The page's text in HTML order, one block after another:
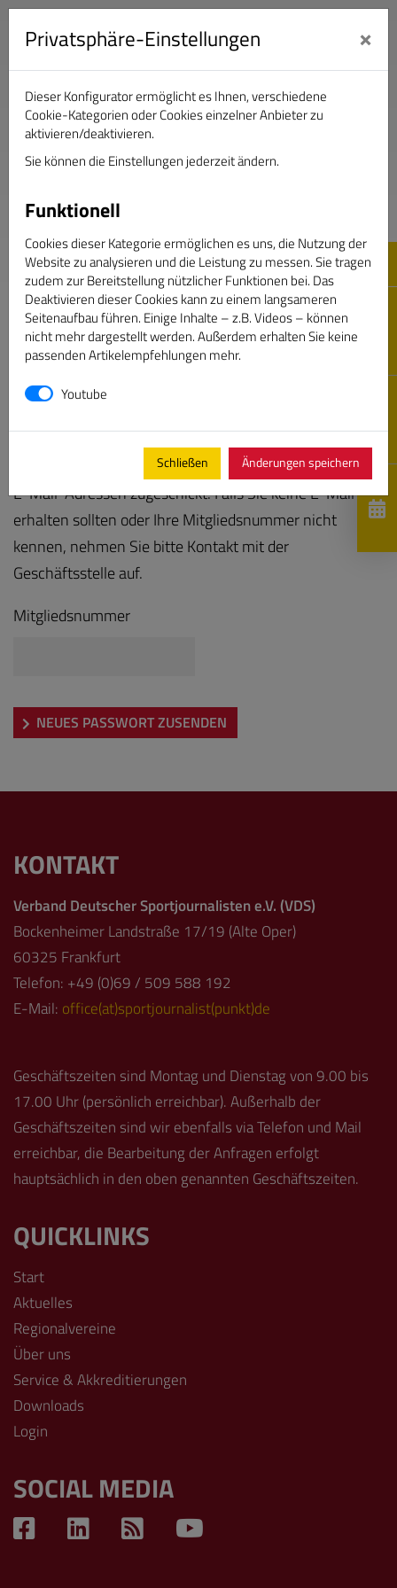
Verband Deutscher Sportjournalisten e.V.
Passwort vergessen
anschließend ein neues Kennwort an die hinterlegten
E-Mail-Adressen zugeschickt. Falls Sie keine E-Mail
erhalten sollten oder Ihre Mitgliedsnummer nicht
kennen, nehmen Sie bitte Kontakt mit der
Geschäftsstelle auf.
Mitgliedsnummer
NEUES PASSWORT ZUSENDEN
Privatsphäre-Einstellungen ×
Dieser Konfigurator ermöglicht es Ihnen, verschiedene
Cookie-Kategorien oder Cookies einzelner Anbieter zu
aktivieren/deaktivieren.
Sie können die Einstellungen jederzeit ändern.
Funktionell
Cookies dieser Kategorie ermöglichen es uns, die Nutzung der
Website zu analysieren und die Leistung zu messen. Sie tragen
zudem zur Bereitstellung nützlicher Funktionen bei. Das
Deaktivieren dieser Cookies kann zu einem langsameren
Seitenaufbau führen. Einige Inhalte – z.B. Videos – können
nicht mehr dargestellt werden. Außerdem erhalten Sie keine
passenden Artikelempfehlungen mehr.
Youtube
Schließen Änderungen speichern
KONTAKT
Verband Deutscher Sportjournalisten e.V. (VDS)
Bockenheimer Landstraße 17/19 (Alte Oper)
60325 Frankfurt
Telefon: +49 (0)69 / 509 588 192
E-Mail: office(at)sportjournalist(punkt)de
Geschäftszeiten sind Montag und Dienstag von 9.00 bis
17.00 Uhr (persönlich erreichbar). Außerhalb der
Geschäftszeiten sind wir ebenfalls via Telefon und Mail
erreichbar, die Bearbeitung der Anfragen erfolgt
hauptsächlich in den oben genannten Geschäftszeiten.
QUICKLINKS
Start
Aktuelles
Regionalvereine
Über uns
Service & Akkreditierungen
Downloads
Login
SOCIAL MEDIA